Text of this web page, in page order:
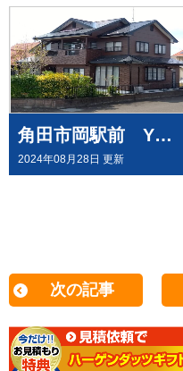
角田市岡駅前 Y様邸で外壁塗装工事させて頂きました
2024年08月28日 更新
次の記事